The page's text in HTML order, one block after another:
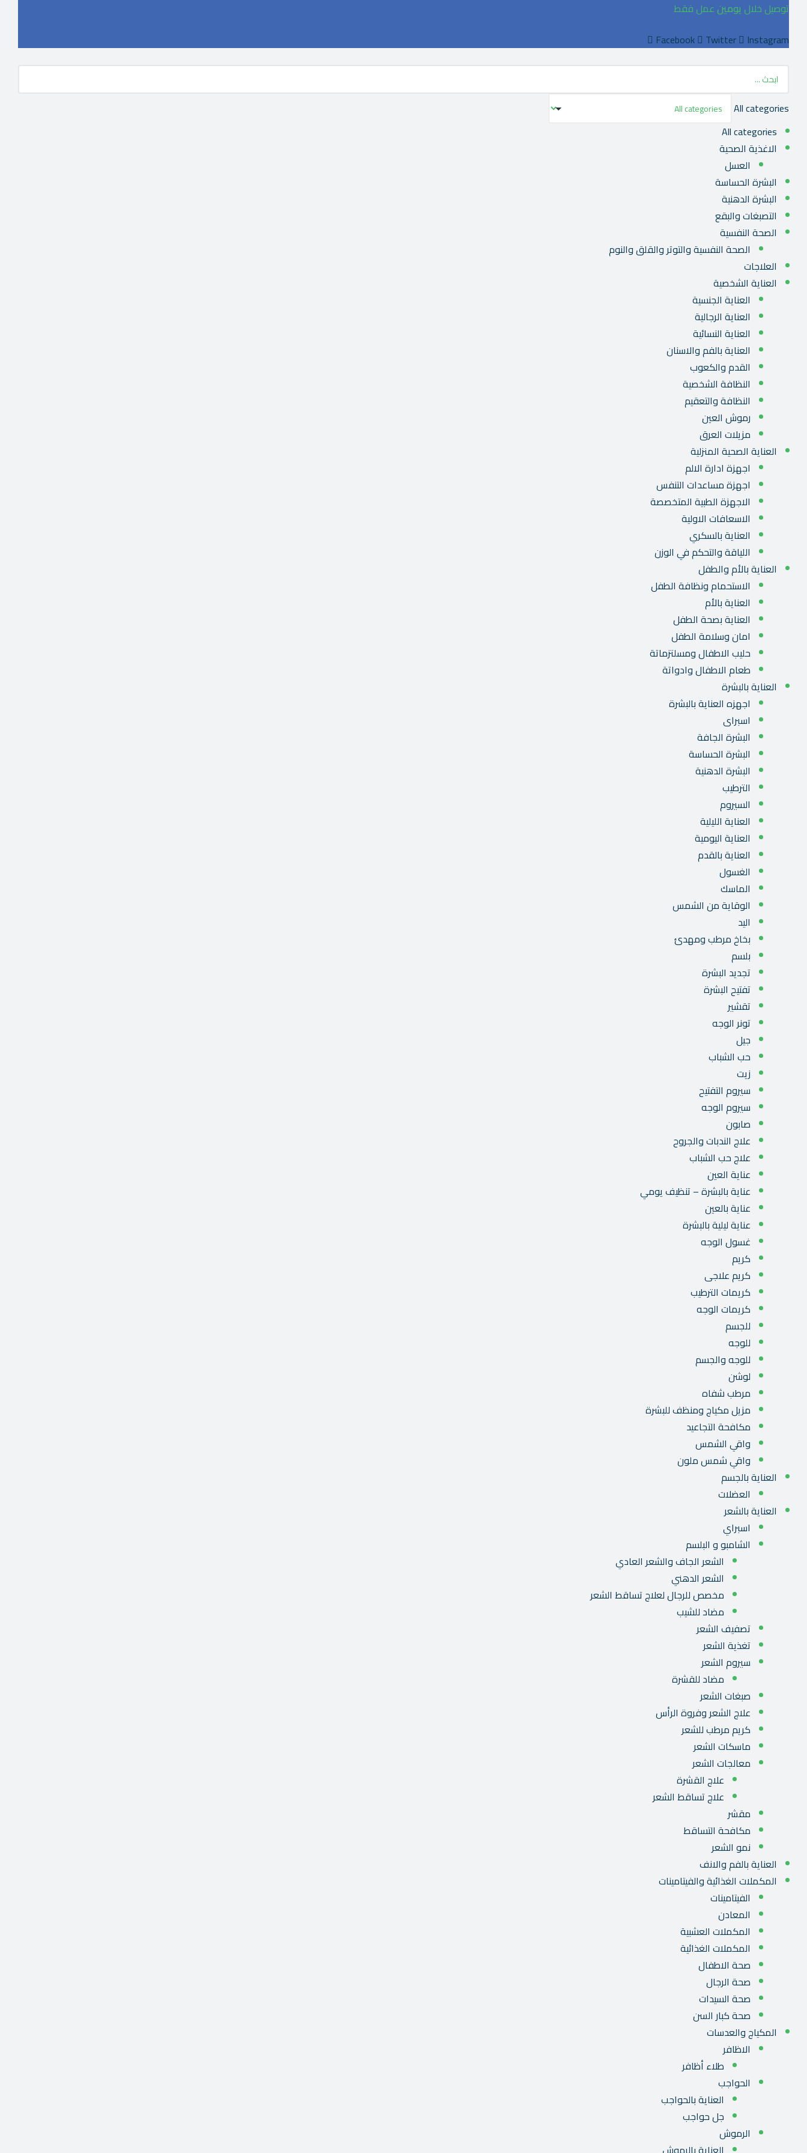
توصيل خلال يومينعمل فقط
Facebook
Twitter Instagram
All categories
All categories
الاغذية الصحية
العسل
البشرة الحساسة
البشرة الدهنية
التصبغات والبقع
الصحة النفسية
الصحة النفسية والتوتر والقلق والنوم
العلاجات
العناية الشخصية
العناية الجنسية
العناية الرجالية
العناية النسائية
العناية بالفم والاسنان
القدم والكعوب
النظافة الشخصية
النظافة والتعقيم
رموش العين
مزيلات العرق
العناية الصحية المنزلية
اجهزة ادارة الالم
اجهزة مساعدات التنفس
الاجهزة الطبية المتخصصة
الاسعافات الاولية
العناية بالسكري
اللياقة والتحكم في الوزن
العناية بالأم والطفل
الاستحمام ونظافة الطفل
العناية بالأم
العناية بصحة الطفل
امان وسلامة الطفل
حليب الاطفال ومسلتزماتة
طعام الاطفال وادواتة
العناية بالبشرة
اجهزه العناية بالبشرة
اسبراى
البشرة الجافة
البشرة الحساسة
البشرة الدهنية
الترطيب
السيروم
العناية الليلية
العناية اليومية
العناية بالقدم
الغسول
الماسك
الوقاية من الشمس
اليد
بخاخ مرطب ومهدئ
بلسم
تجديد البشرة
تفتيح البشرة
تقشير
تونر الوجه
جيل
حب الشباب
زيت
سيروم التفتيح
سيروم الوجه
صابون
علاج الندبات والجروح
علاج حب الشباب
عناية العين
عناية بالبشرة – تنظيف يومي
عناية بالعين
عناية ليلية بالبشرة
غسول الوجه
كريم
كريم علاجى
كريمات الترطيب
كريمات الوجه
للجسم
للوجه
للوجه والجسم
لوشن
مرطب شفاه
مزيل مكياج ومنظف للبشرة
مكافحة التجاعيد
واقي الشمس
واقي شمس ملون
العناية بالجسم
العضلات
العناية بالشعر
اسبراي
الشامبو و البلسم
الشعر الجاف والشعر العادي
الشعر الدهني
مخصص للرجال لعلاج تساقط الشعر
مضاد للشيب
تصفيف الشعر
تغذية الشعر
سيروم الشعر
مضاد للقشرة
صبغات الشعر
علاج الشعر وفروة الرأس
كريم مرطب للشعر
ماسكات الشعر
معالجات الشعر
علاج القشرة
علاج تساقط الشعر
مقشر
مكافحة التساقط
نمو الشعر
العناية بالفم والانف
المكملات الغذائية والفيتامينات
الفيتامينات
المعادن
المكملات العشبية
المكملات الغذائية
صحة الاطفال
صحة الرجال
صحة السيدات
صحة كبار السن
المكياج والعدسات
الاظافر
طلاء أظافر
الحواجب
العناية بالحواجب
جل حواجب
الرموش